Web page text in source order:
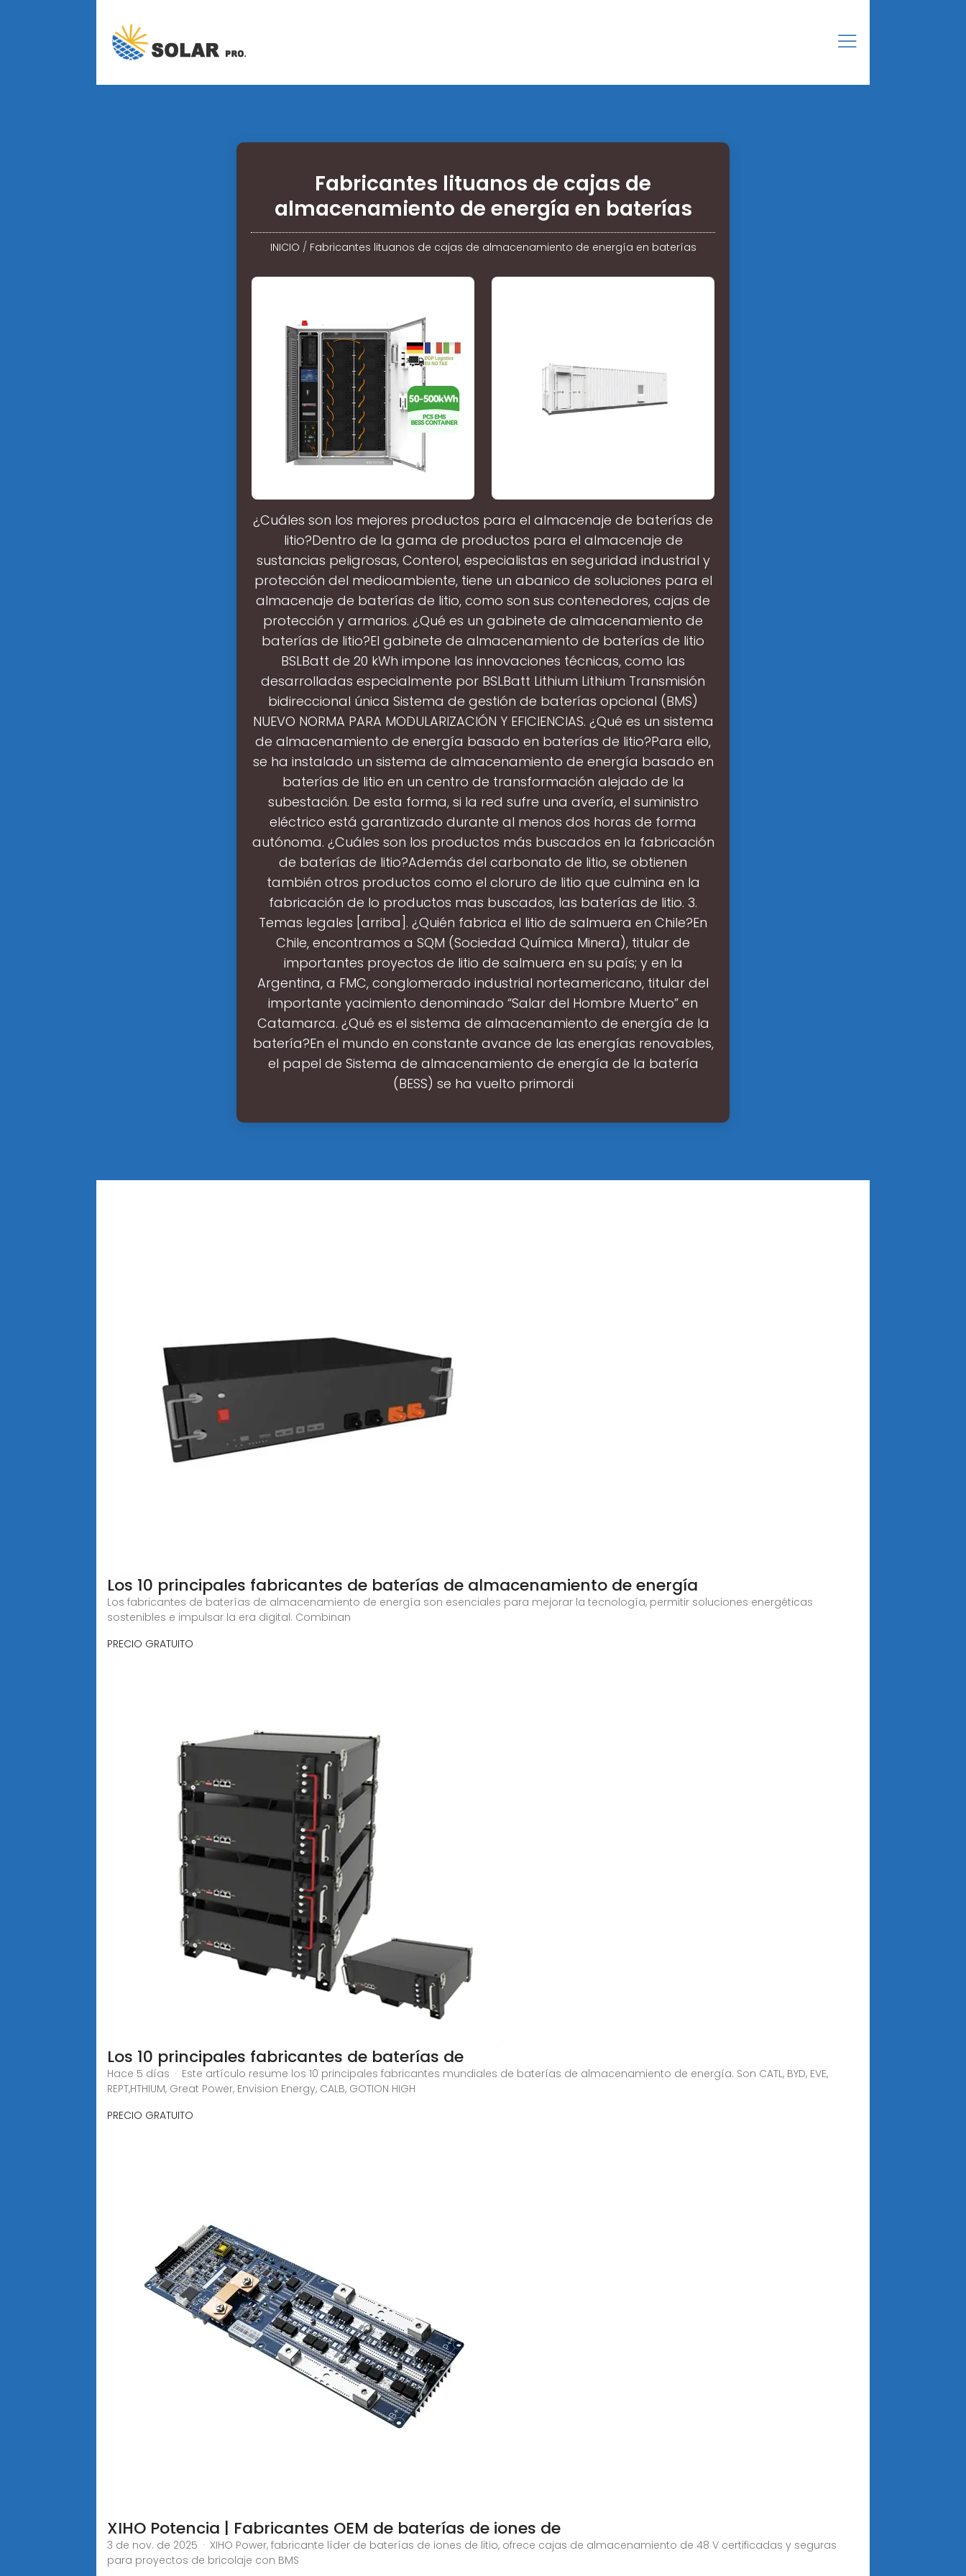
Fabricantes lituanos de cajas de
almacenamiento de energía en baterías
INICIO / Fabricantes lituanos de cajas de almacenamiento de energía en baterías
¿Cuáles son los mejores productos para el almacenaje de baterías de
litio?Dentro de la gama de productos para el almacenaje de
sustancias peligrosas, Conterol, especialistas en seguridad industrial y
protección del medioambiente, tiene un abanico de soluciones para el
almacenaje de baterías de litio, como son sus contenedores, cajas de
protección y armarios. ¿Qué es un gabinete de almacenamiento de
baterías de litio?El gabinete de almacenamiento de baterías de litio
BSLBatt de 20 kWh impone las innovaciones técnicas, como las
desarrolladas especialmente por BSLBatt Lithium Lithium Transmisión
bidireccional única Sistema de gestión de baterías opcional (BMS)
NUEVO NORMA PARA MODULARIZACIÓN Y EFICIENCIAS. ¿Qué es un sistema
de almacenamiento de energía basado en baterías de litio?Para ello,
se ha instalado un sistema de almacenamiento de energía basado en
baterías de litio en un centro de transformación alejado de la
subestación. De esta forma, si la red sufre una avería, el suministro
eléctrico está garantizado durante al menos dos horas de forma
autónoma. ¿Cuáles son los productos más buscados en la fabricación
de baterías de litio?Además del carbonato de litio, se obtienen
también otros productos como el cloruro de litio que culmina en la
fabricación de lo productos mas buscados, las baterías de litio. 3.
Temas legales [arriba]. ¿Quién fabrica el litio de salmuera en Chile?En
Chile, encontramos a SQM (Sociedad Química Minera), titular de
importantes proyectos de litio de salmuera en su país; y en la
Argentina, a FMC, conglomerado industrial norteamericano, titular del
importante yacimiento denominado “Salar del Hombre Muerto” en
Catamarca. ¿Qué es el sistema de almacenamiento de energía de la
batería?En el mundo en constante avance de las energías renovables,
el papel de Sistema de almacenamiento de energía de la batería
(BESS) se ha vuelto primordi
Los 10 principales fabricantes de baterías de almacenamiento de energía
Los fabricantes de baterías de almacenamiento de energía son esenciales para mejorar la tecnología, permitir soluciones energéticas
sostenibles e impulsar la era digital. Combinan
PRECIO GRATUITO
Los 10 principales fabricantes de baterías de
Hace 5 días · Este artículo resume los 10 principales fabricantes mundiales de baterías de almacenamiento de energía. Son CATL, BYD, EVE,
REPT,HTHIUM, Great Power, Envision Energy, CALB, GOTION HIGH
PRECIO GRATUITO
XIHO Potencia | Fabricantes OEM de baterías de iones de
3 de nov. de 2025 · XIHO Power, fabricante líder de baterías de iones de litio, ofrece cajas de almacenamiento de 48 V certificadas y seguras
para proyectos de bricolaje con BMS